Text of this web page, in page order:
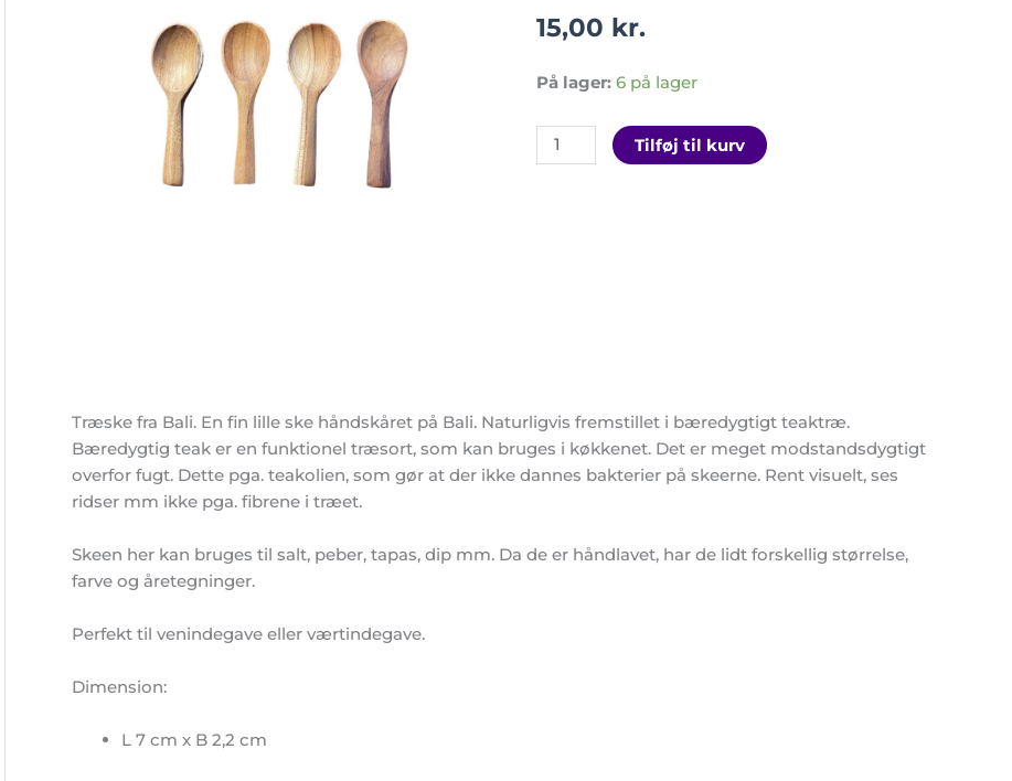
15,00 kr.
På lager: 6 på lager
Tilføj til kurv
Træske fra Bali. En fin lille ske håndskåret på Bali. Naturligvis fremstillet i bæredygtigt teaktræ.
Bæredygtig teak er en funktionel træsort, som kan bruges i køkkenet. Det er meget modstandsdygtigt
overfor fugt. Dette pga. teakolien, som gør at der ikke dannes bakterier på skeerne. Rent visuelt, ses
ridser mm ikke pga. fibrene i træet.
Skeen her kan bruges til salt, peber, tapas, dip mm. Da de er håndlavet, har de lidt forskellig størrelse,
farve og åretegninger.
Perfekt til venindegave eller værtindegave.
Dimension:
L 7 cm x B 2,2 cm